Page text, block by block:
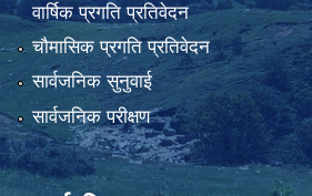
वार्षिक प्रगति प्रतिवेदन
चौमासिक प्रगति प्रतिवेदन
सार्वजनिक सुनुवाई
सार्वजनिक परीक्षण